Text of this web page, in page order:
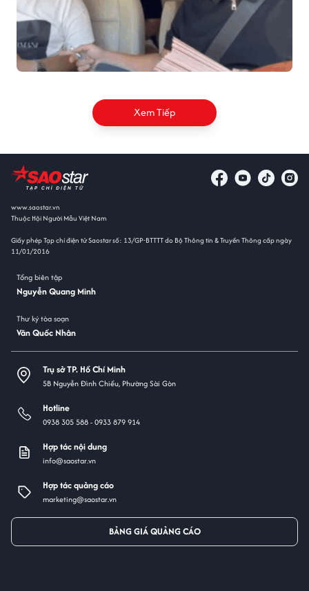
Xem Tiếp
www.saostar.vn
Thuộc Hội Người Mẫu Việt Nam
Giấy phép Tạp chí điện tử Saostar số: 13/GP-BTTTT do Bộ Thông tin & Truyền Thông cấp ngày
11/01/2016
Tổng biên tập
Nguyễn Quang Minh
Thư ký tòa soạn
Văn Quốc Nhân
Trụ sở TP. Hồ Chí Minh
5B Nguyễn Đình Chiểu, Phường Sài Gòn
Hotline
0938 305 588 -0933 879 914
Hợp tác nội dung
info@saostar.vn
Hợp tác quảng cáo
marketing@saostar.vn
BẢNG GIÁ QUẢNG CÁO